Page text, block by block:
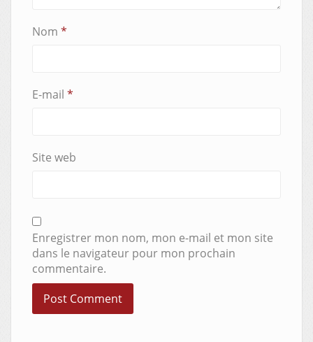
Nom *
E-mail *
Site web
Enregistrer mon nom, mon e-mail et mon site
dans le navigateur pour mon prochain
commentaire.